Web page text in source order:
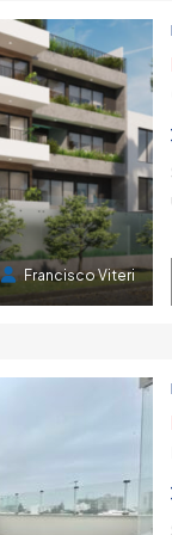
Francisco Viteri
1 año atrás
USD 390,000